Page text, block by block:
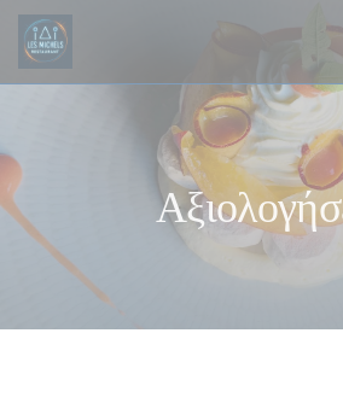
Πίνακας διαχείρισης "Μπισκότων" (Cookies)